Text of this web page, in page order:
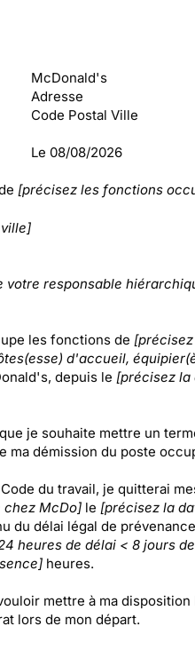
McDonald's
Adresse
Code Postal Ville
Le 08/08/2026
[précisez les fonctions
votre responsable
les fonctions de
d'accueil,
depuis le [précisez la
je souhaite mettre un
ma démission du poste
du travail, je quitterai
McDo]le [précisez la
du délai légal de
heures de délai < 8 jours
heures.
mettre à ma disposition
lors de mon départ.